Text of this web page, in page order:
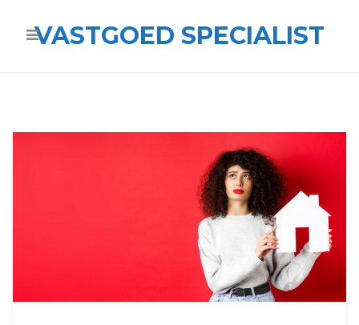
VASTGOED SPECIALIST